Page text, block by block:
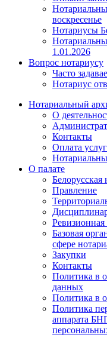
воскресенье
Нотариусы
1.01.2026
Вопрос нотариусу
Часто
Нотариус
Нотариальный
О
Контакты
Оплата услуг
О палате
Белорусская
Правление
Базовая
сфере
Закупки
Контакты
Политика в
данных
Политика в
Политика
аппарата